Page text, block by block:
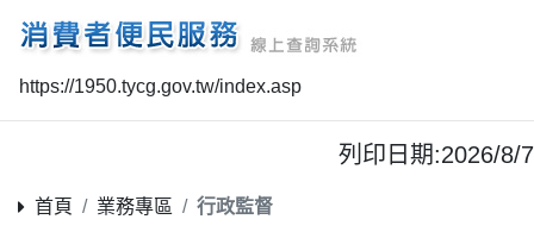
https://1950.tycg.gov.tw/index.asp
列印日期:2026/8/7
首頁 業務專區 行政監督